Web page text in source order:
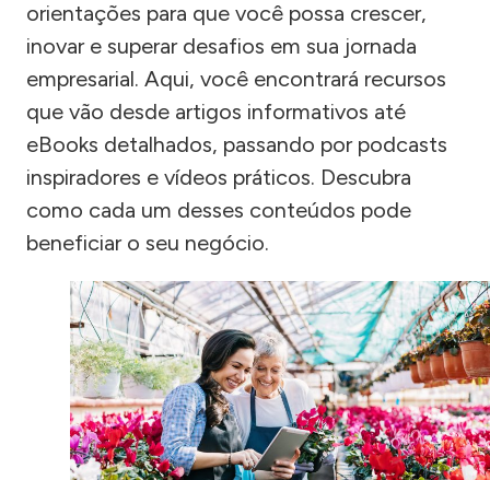
orientações para que você possa crescer,
inovar e superar desafios em sua jornada
empresarial. Aqui, você encontrará recursos
que vão desde artigos informativos até
eBooks detalhados, passando por podcasts
inspiradores e vídeos práticos. Descubra
como cada um desses conteúdos pode
beneficiar o seu negócio.